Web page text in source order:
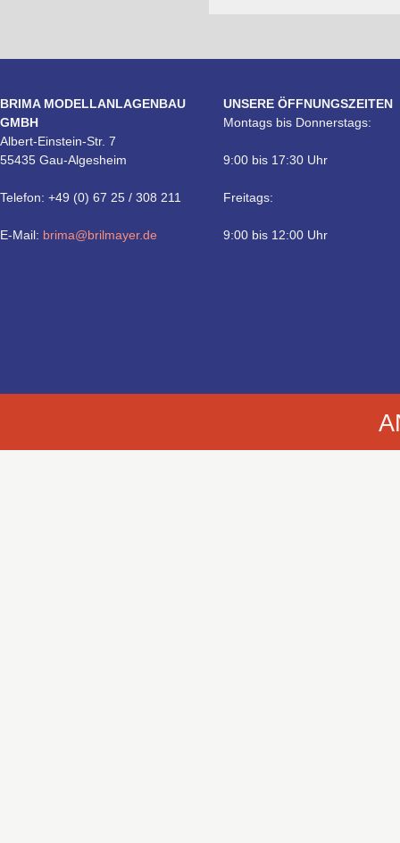
BRIMA MODELLANLAGENBAU
GMBH
Albert-Einstein-Str. 7
55435 Gau-Algesheim
Telefon: +49 (0) 67 25 / 308 211
E-Mail: brima@brilmayer.de
UNSERE ÖFFNUNGSZEITEN
Montags bis Donnerstags:
9:00 bis 17:30 Uhr
Freitags:
9:00 bis 12:00 Uhr